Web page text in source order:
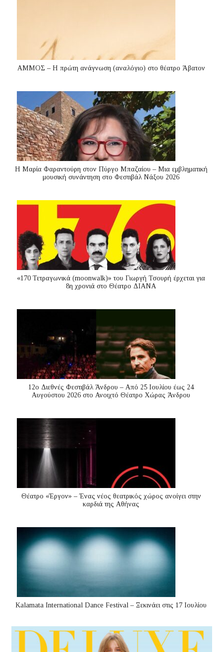
ΑΜΜΟΣ – Η πρώτη ανάγνωση (αναλόγιο) στο θέατρο Άβατον
Η Μαρία Φαραντούρη στον Πύργο Μπαζαίου – Μια εμβληματική
μουσική συνάντηση στο Φεστιβάλ Νάξου 2026
«170 Τετραγωνικά (moonwalk)» του Γιωργή Τσουρή έρχεται για
8η χρονιά στο Θέατρο ΔΙΑΝΑ
12ο Διεθνές Φεστιβάλ Άνδρου – Από 25 Ιουλίου έως 24
Αυγούστου 2026 στο Ανοιχτό Θέατρο Χώρας Άνδρου
Θέατρο «Έργον» – Ένας νέος θεατρικός χώρος ανοίγει στην
καρδιά της Αθήνας
Kalamata International Dance Festival – Ξεκινάει στις 17 Ιουλίου